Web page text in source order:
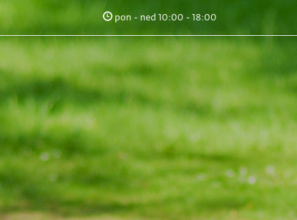
pon - ned 10:00 - 18:00